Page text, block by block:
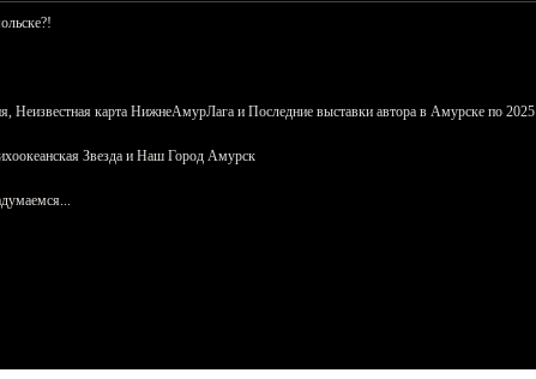
карта НижнеАмурЛага и Последние выставки автора в Амурске по 2025
Звезда и Наш Город Амурск